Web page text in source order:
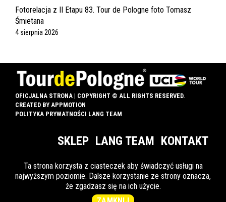
Fotorelacja z II Etapu 83. Tour de Pologne foto Tomasz
Śmietana
4 sierpnia 2026
OFICJALNA STRONA | COPYRIGHT © ALL RIGHTS RESERVED.
CREATED BY APPMOTION
POLITYKA PRYWATNOŚCI LANG TEAM
SKLEP LANG TEAM KONTAKT
INFO DLA OZN
Ta strona korzysta z ciasteczek aby świadczyć usługi na
najwyższym poziomie. Dalsze korzystanie ze strony oznacza,
że zgadzasz się na ich użycie.